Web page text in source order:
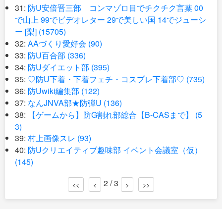
31: 防U安倍晋三部 コンマゾロ目でチクチク言葉 00
で山上 99でビデオレター 29で美しい国 14でジューシ
ー [梨] (15705)
32: AAづくり愛好会 (90)
33: 防U百合部 (336)
34: 防Uダイエット部 (395)
35: ♡防U下着・下着フェチ・コスプレ下着部♡ (735)
36: 防Uwiki編集部 (122)
37: なんJNVA部★防弾U (136)
38:
【ゲームから】防G割れ部総合【B-CASまで】 (5
3)
39: 村上画像スレ (93)
40: 防Uクリエイティブ趣味部 イベント会議室（仮）
(145)
<< < 2 / 3 > >>